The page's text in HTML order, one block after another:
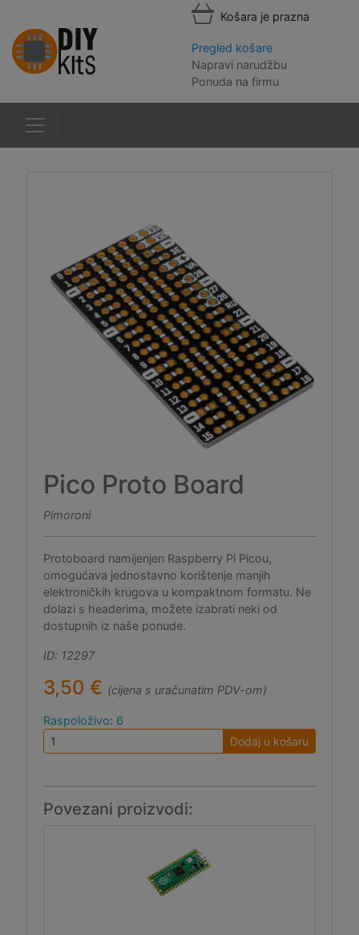
Košara je prazna
Pregled košare
Napravi narudžbu
Ponuda na firmu
Pico Proto Board
Pimoroni
Protoboard namijenjen Raspberry Pi Picou,
omogućava jednostavno korištenje manjih
elektroničkih krugova u kompaktnom formatu. Ne
dolazi s headerima, možete izabrati neki od
dostupnih iz naše ponude.
ID: 12297
3,50 € (cijena s uračunatim PDV-om)
Raspoloživo: 6
Dodaj u košaru
Povezani proizvodi: